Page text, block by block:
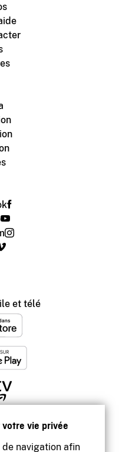
votre vie privée
navigation afin
et télé